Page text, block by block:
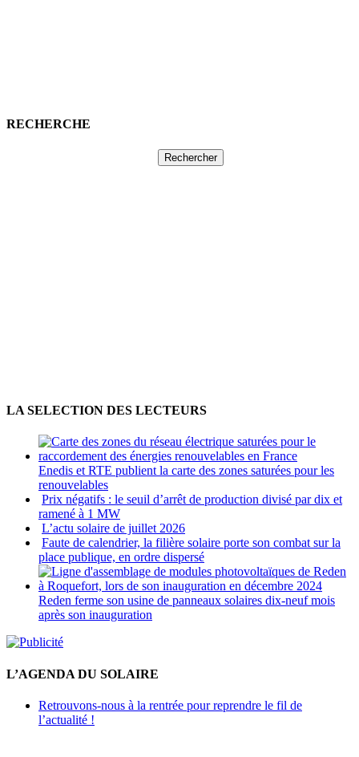
RECHERCHE
LA SELECTION DES LECTEURS
Enedis et RTE publient la carte des zones saturées pour les
renouvelables
Prix négatifs : le seuil d’arrêt de production divisé par dix et
ramené à 1 MW
L’actu solaire de juillet 2026
Faute de calendrier, la filière solaire porte son combat sur la
place publique, en ordre dispersé
Reden ferme son usine de panneaux solaires dix-neuf mois
après son inauguration
L’AGENDA DU SOLAIRE
Retrouvons-nous à la rentrée pour reprendre le fil de
l’actualité !